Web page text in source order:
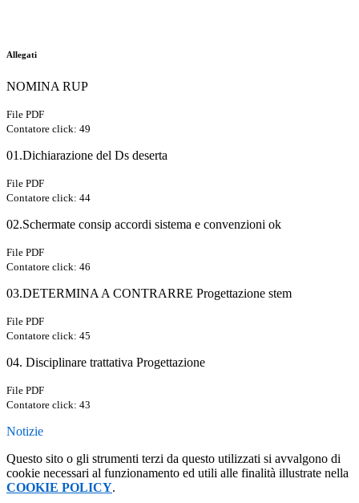
Allegati
NOMINA RUP
File PDF
Contatore click: 49
01.Dichiarazione del Ds deserta
File PDF
Contatore click: 44
02.Schermate consip accordi sistema e convenzioni ok
File PDF
Contatore click: 46
03.DETERMINA A CONTRARRE Progettazione stem
File PDF
Contatore click: 45
04. Disciplinare trattativa Progettazione
File PDF
Contatore click: 43
Notizie
Questo sito o gli strumenti terzi da questo utilizzati si avvalgono di
cookie necessari al funzionamento ed utili alle finalità illustrate nella
COOKIE POLICY.